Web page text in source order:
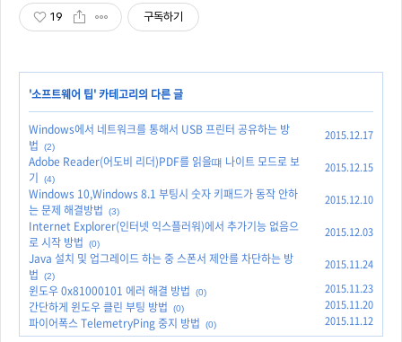
19 구독하기
'소프트웨어 팁' 카테고리의 다른 글
Windows에서 네트워크를 통해서 USB 프린터 공유하는 방
법
(2)
2015.12.17
Adobe Reader(어도비 리더)PDF를 읽을떄 나이트 모드로 보
기
(4)
2015.12.15
Windows 10,Windows 8.1 부팅시 숫자 키패드가 동작 안하
는 문제 해결방법
(3)
2015.12.10
Internet Explorer(인터넷 익스플러워)에서 추가기능 없음으
로 시작 방법
(0)
2015.12.03
Java 설치 및 업그레이드 하는 중 스폰서 제안를 차단하는 방
법
(2)
2015.11.24
윈도우 0x81000101 에러 해결 방법 (0) 2015.11.23
간단하게 윈도우 클린 부팅 방법 (0) 2015.11.20
파이어폭스 TelemetryPing 중지 방법 (0) 2015.11.12